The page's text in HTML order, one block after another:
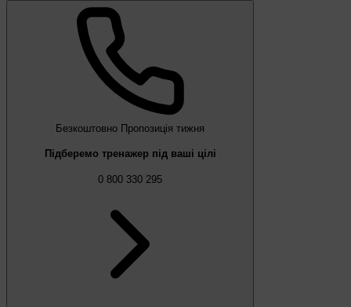
Безкоштовно Пропозиція тижня
Підберемо тренажер під ваші цілі
0 800 330 295